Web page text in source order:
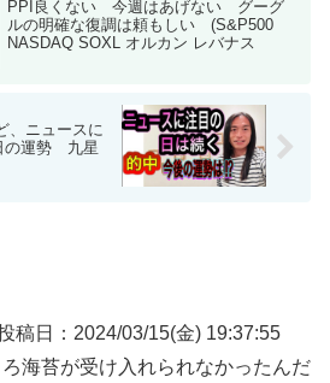
PPI良くない 今週はあげない グーグ
ルの明確な復調は頼もしい (S&P500
NASDAQ SOXL オルカン レバナス
、ニュースに
の運勢 九星
稿日：2024/03/15(金) 19:37:55
海苔が受け入れられなかったんだ